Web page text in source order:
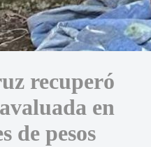
recuperó
en
de pesos